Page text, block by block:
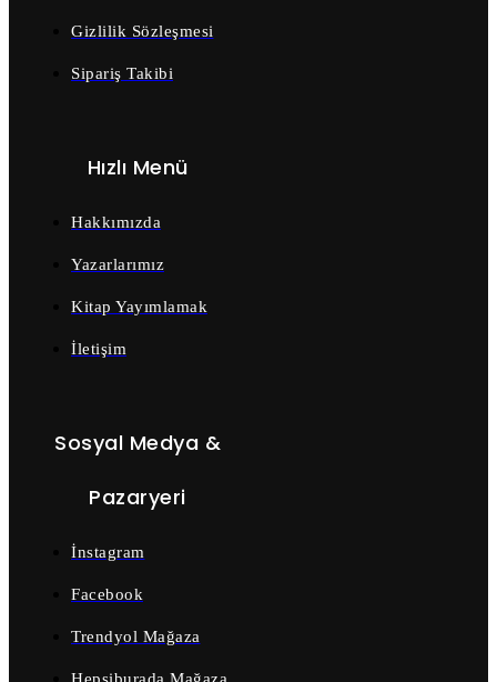
Gizlilik Sözleşmesi
Sipariş Takibi
Hızlı Menü
Hakkımızda
Yazarlarımız
Kitap Yayımlamak
İletişim
Sosyal Medya &
Pazaryeri
İnstagram
Facebook
Trendyol Mağaza
Hepsiburada Mağaza